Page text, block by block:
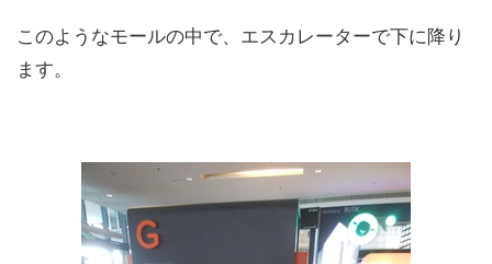
このようなモールの中で、エスカレーターで下に降り
ます。